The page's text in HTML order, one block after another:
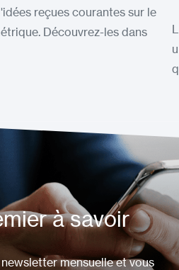
reçues courantes sur le
Découvrez-les dans
à savoir
mensuelle et vous